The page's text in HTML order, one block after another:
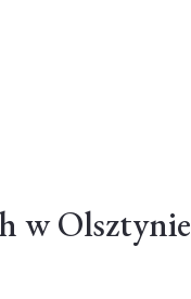
w Olsztynie